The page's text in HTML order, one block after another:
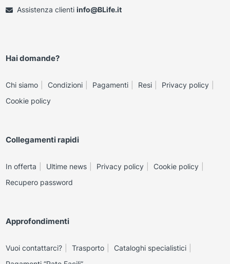
Assistenza clienti info@BLife.it
Hai domande?
Chi siamo Condizioni Pagamenti Resi
Privacy policy
Cookie policy
Collegamenti rapidi
In offerta Ultime news Privacy policy
Cookie policy
Recupero password
Approfondimenti
Vuoi contattarci? Trasporto
Cataloghi specialistici